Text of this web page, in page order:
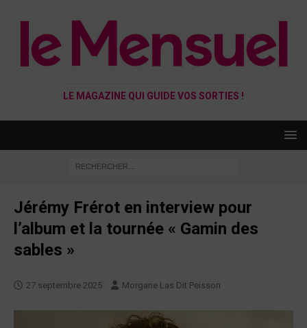
LE MAGAZINE QUI GUIDE VOS SORTIES !
Jérémy Frérot en interview pour
l’album et la tournée « Gamin des
sables »
27 septembre 2025 Morgane Las Dit Peisson